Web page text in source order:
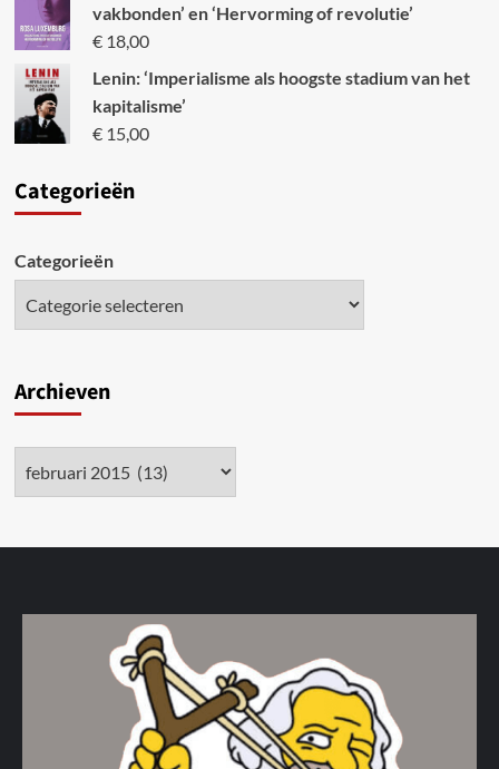
vakbonden’ en ‘Hervorming of revolutie’
€18,00
Lenin: ‘Imperialisme als hoogste stadium van het
kapitalisme’
€15,00
Categorieën
Categorieën
Archieven